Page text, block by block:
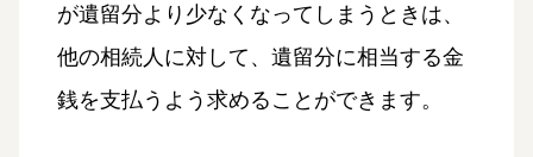
が遺留分より少なくなってしまうときは、
他の相続人に対して、遺留分に相当する金
銭を支払うよう求めることができます。